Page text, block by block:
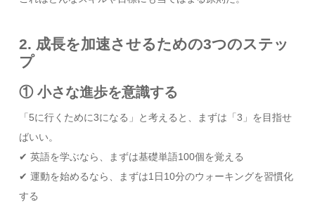
2. 成長を加速させるための3つのステッ
プ
① 小さな進歩を意識する
「5に行くために3になる」と考えると、まずは「3」を目指せ
ばいい。
✔ 英語を学ぶなら、まずは基礎単語100個を覚える
✔ 運動を始めるなら、まずは1日10分のウォーキングを習慣化
する